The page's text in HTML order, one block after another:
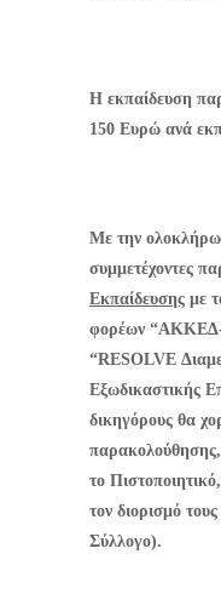
Η εκπαίδευση
150 Ευρώ ανά
Με την
συμμετέχοντες
Εκπαίδευσης με
φορέων
“RESOLVE
Εξωδικαστικής
δικηγόρους θα
παρακολούθησης,
το Π
τον διορισμό
Σύλλογο).